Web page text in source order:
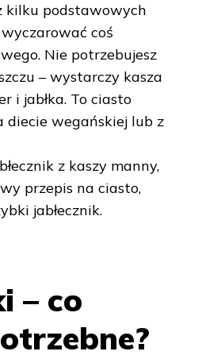
kilku podstawowych
coś
Nie potrzebujesz
– wystarczy kasza
i jabłka. To ciasto
diecie wegańskiej lub z
z kaszy manny,
przepis na ciasto,
jabłecznik.
– co